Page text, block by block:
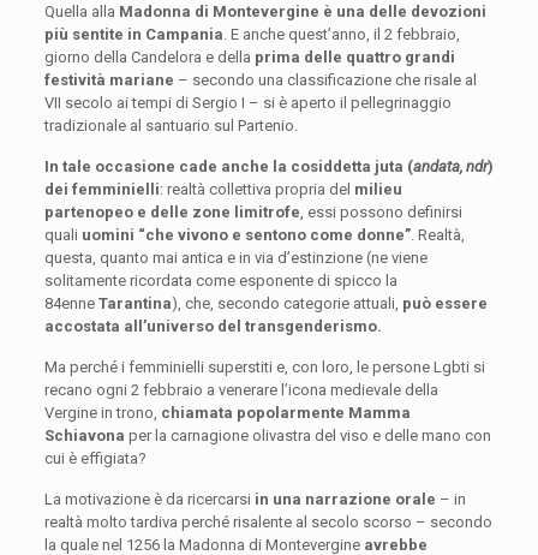
Quella alla Madonna di Montevergine è una delle devozioni
più sentite in Campania . E anche quest’anno, il 2 febbraio,
giorno della Candelora e della prima delle quattro grandi
festività mariane – secondo una classificazione che risale al
VII secolo ai tempi di Sergio I – si è aperto il pellegrinaggio
tradizionale al santuario sul Partenio.
In tale occasione cade anche la cosiddetta juta (andata, ndr)
dei femminielli: realtà collettiva propria del milieu
partenopeo e delle zone limitrofe , essi possono definirsi
quali uomini “che vivono e sentono come donne”. Realtà,
questa, quanto mai antica e in via d’estinzione (ne viene
solitamente ricordata come esponente di spicco la
84enne Tarantina), che, secondo categorie attuali, può essere
accostata all’universo del transgenderismo.
Ma perché i femminielli superstiti e, con loro, le persone Lgbti si
recano ogni 2 febbraio a venerare l’icona medievale della
Vergine in trono, chiamata popolarmente Mamma
Schiavona per la carnagione olivastra del viso e delle mano con
cui è effigiata?
La motivazione è da ricercarsi in una narrazione orale – in
realtà molto tardiva perché risalente al secolo scorso – secondo
la quale nel 1256 la Madonna di Montevergine avrebbe